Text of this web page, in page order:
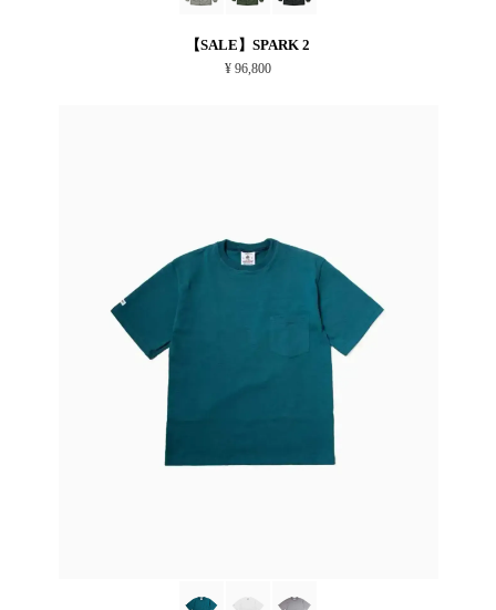
【SALE】SPARK 2
¥ 96,800